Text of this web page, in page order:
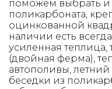
поможем выбрать и
поликарбоната,
оцинкованной
наличии есть
усиленная
(двойная ферма),
автополивы,
беседки из